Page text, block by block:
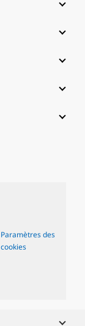
Paramètres des
cookies